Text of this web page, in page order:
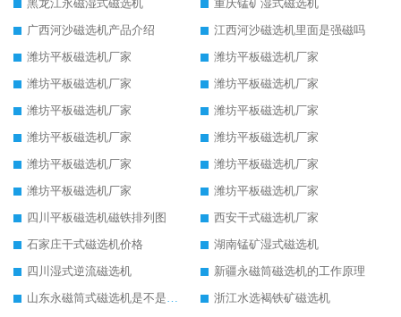
黑龙江永磁湿式磁选机
重庆锰矿湿式磁选机
广西河沙磁选机产品介绍
江西河沙磁选机里面是强磁吗
潍坊平板磁选机厂家
潍坊平板磁选机厂家
潍坊平板磁选机厂家
潍坊平板磁选机厂家
潍坊平板磁选机厂家
潍坊平板磁选机厂家
潍坊平板磁选机厂家
潍坊平板磁选机厂家
潍坊平板磁选机厂家
潍坊平板磁选机厂家
潍坊平板磁选机厂家
潍坊平板磁选机厂家
四川平板磁选机磁铁排列图
西安干式磁选机厂家
石家庄干式磁选机价格
湖南锰矿湿式磁选机
四川湿式逆流磁选机
新疆永磁筒磁选机的工作原理
山东永磁筒式磁选机是不是强磁
浙江水选褐铁矿磁选机